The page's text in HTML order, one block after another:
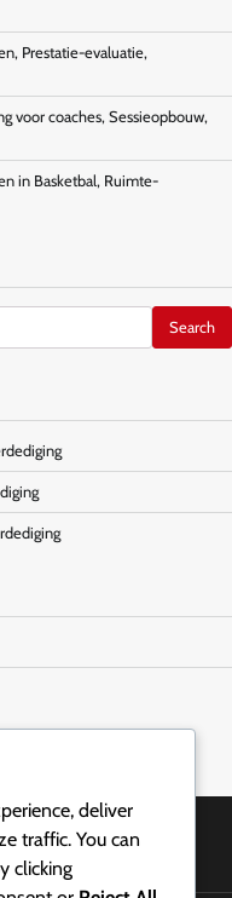
Prestatie-evaluatie,
voor coaches, Sessieopbouw,
in Basketbal, Ruimte-
deliver
traffic. You can
clicking